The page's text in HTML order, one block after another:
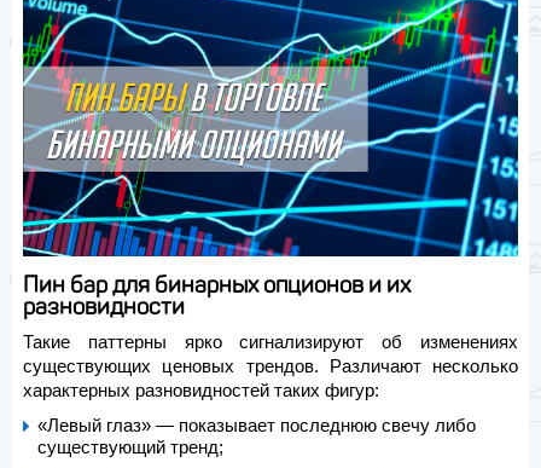
Пин бар для бинарных опционов и их
разновидности
Такие паттерны ярко сигнализируют об изменениях
существующих ценовых трендов. Различают несколько
характерных разновидностей таких фигур:
«Левый глаз» — показывает последнюю свечу либо
существующий тренд;